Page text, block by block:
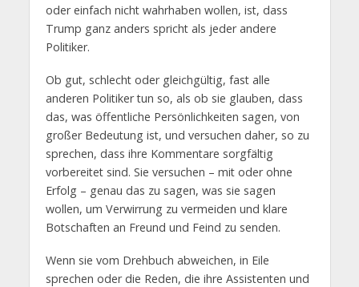
oder einfach nicht wahrhaben wollen, ist, dass
Trump ganz anders spricht als jeder andere
Politiker.
Ob gut, schlecht oder gleichgültig, fast alle
anderen Politiker tun so, als ob sie glauben, dass
das, was öffentliche Persönlichkeiten sagen, von
großer Bedeutung ist, und versuchen daher, so zu
sprechen, dass ihre Kommentare sorgfältig
vorbereitet sind. Sie versuchen – mit oder ohne
Erfolg – genau das zu sagen, was sie sagen
wollen, um Verwirrung zu vermeiden und klare
Botschaften an Freund und Feind zu senden.
Wenn sie vom Drehbuch abweichen, in Eile
sprechen oder die Reden, die ihre Assistenten und